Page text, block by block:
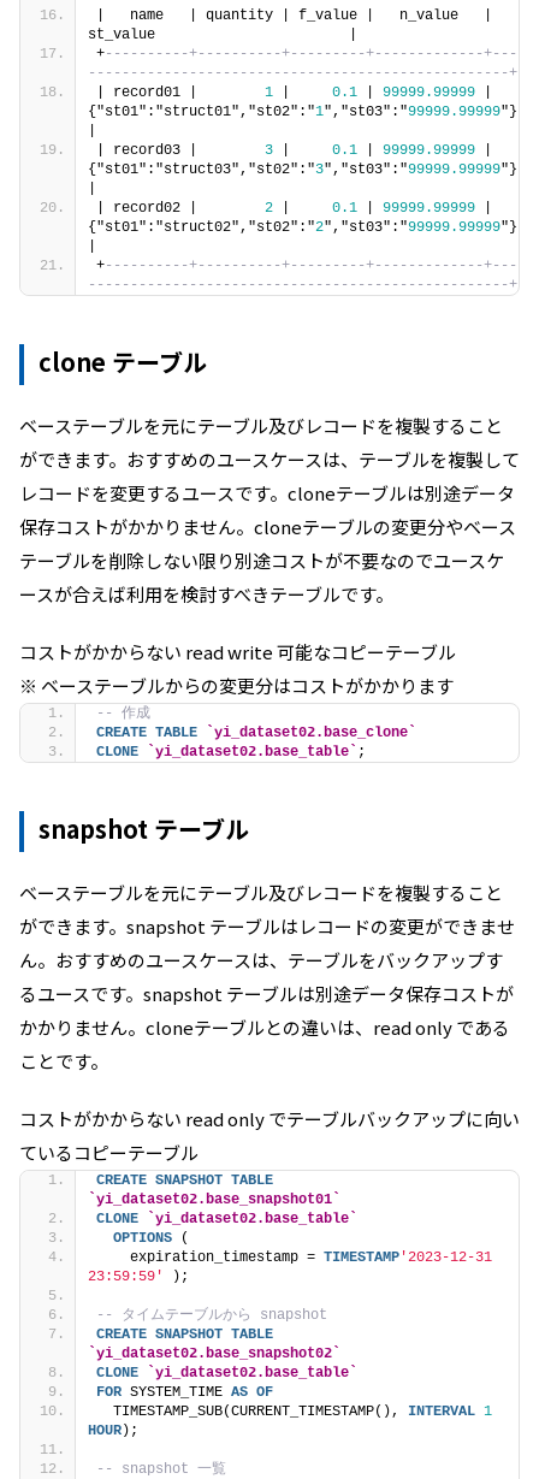
|   name   | quantity | f_value |   n_value   |
st_value                       |
+----------+----------+---------+-------------+---
--------------------------------------------------+
| record01 | 1 0.1 99999.99999
{"st01":"struct01","st02":"1","st03":"99999.99999"}
| record03 | 3 0.1 99999.99999
{"st01":"struct03","st02":"3","st03":"99999.99999"}
| record02 | 2 0.1 99999.99999
{"st01":"struct02","st02":"2","st03":"99999.99999"}
+----------+----------+---------+-------------+---
--------------------------------------------------+
clone テーブル
ベーステーブルを元にテーブル及びレコードを複製すること
ができます。おすすめのユースケースは、テーブルを複製して
レコードを変更するユースです。cloneテーブルは別途データ
保存コストがかかりません。cloneテーブルの変更分やベース
テーブルを削除しない限り別途コストが不要なのでユースケ
ースが合えば利用を検討すべきテーブルです。
コストがかからない read write 可能なコピーテーブル
※ ベーステーブルからの変更分はコストがかかります
-- 作成
CREATE TABLE
`yi_dataset02.base_clone`
CLONE
`yi_dataset02.base_table` ;
snapshot テーブル
ベーステーブルを元にテーブル及びレコードを複製すること
ができます。snapshot テーブルはレコードの変更ができませ
ん。おすすめのユースケースは、テーブルをバックアップす
るユースです。snapshot テーブルは別途データ保存コストが
かかりません。cloneテーブルとの違いは、read only である
ことです。
コストがかからない read only でテーブルバックアップに向い
ているコピーテーブル
CREATE SNAPSHOT TABLE
`yi_dataset02.base_snapshot01`
CLONE
`yi_dataset02.base_table`
OPTIONS (
    expiration_timestamp =
TIMESTAMP '2023-12-31
23:59:59'
);
-- タイムテーブルから snapshot
CREATE SNAPSHOT TABLE
`yi_dataset02.base_snapshot02`
CLONE
`yi_dataset02.base_table`
FOR SYSTEM_TIME AS OF
  TIMESTAMP_SUB(CURRENT_TIMESTAMP(),
INTERVAL 1
HOUR );
-- snapshot 一覧